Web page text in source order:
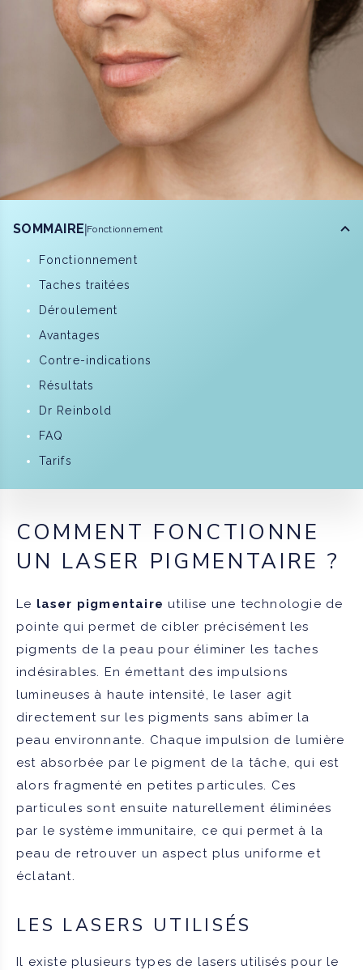
SOMMAIRE Fonctionnement
Fonctionnement
Taches traitées
Déroulement
Avantages
Contre-indications
Résultats
Dr Reinbold
FAQ
Tarifs
COMMENT FONCTIONNE
UN LASER PIGMENTAIRE ?
Le laser pigmentaire utilise une technologie de
pointe qui permet de cibler précisément les
pigments de la peau pour éliminer les taches
indésirables. En émettant des impulsions
lumineuses à haute intensité, le laser agit
directement sur les pigments sans abîmer la
peau environnante. Chaque impulsion de lumière
est absorbée par le pigment de la tâche, qui est
alors fragmenté en petites particules. Ces
particules sont ensuite naturellement éliminées
par le système immunitaire, ce qui permet à la
peau de retrouver un aspect plus uniforme et
éclatant.
LES LASERS UTILISÉS
Il existe plusieurs types de lasers utilisés pour le